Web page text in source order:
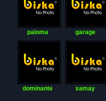
paloma garage
dominante samay